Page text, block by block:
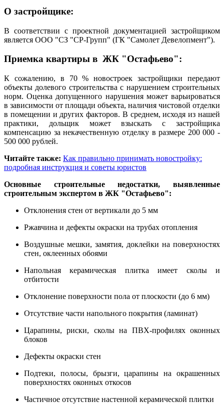
О застройщике:
В соответствии с проектной документацией застройщиком
является ООО "СЗ "СР-Групп" (ГК "Самолет Девелопмент").
Приемка квартиры в ЖК "Остафьево":
К сожалению, в 70 % новостроек застройщики передают
объекты долевого строительства с нарушением строительных
норм. Оценка допущенного нарушения может варьироваться
в зависимости от площади объекта, наличия чистовой отделки
в помещении и других факторов. В среднем, исходя из нашей
практики, дольщик может взыскать с застройщика
компенсацию за некачественную отделку в размере 200 000 -
500 000 рублей.
Читайте также: Как правильно принимать новостройку:
подробная инструкция и советы юристов
Основные строительные недостатки, выявленные
строительным экспертом в ЖК "Остафьево":
Отклонения стен от вертикали до 5 мм
Ржавчина и дефекты окраски на трубах отопления
Воздушные мешки, замятия, доклейки на поверхностях
стен, оклеенных обоями
Напольная керамическая плитка имеет сколы и
отбитости
Отклонение поверхности пола от плоскости (до 6 мм)
Отсутствие части напольного покрытия (ламинат)
Царапины, риски, сколы на ПВХ-профилях оконных
блоков
Дефекты окраски стен
Подтеки, полосы, брызги, царапины на окрашенных
поверхностях оконных откосов
Частичное отсутствие настенной керамической плитки